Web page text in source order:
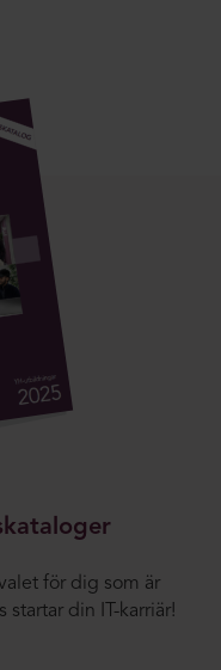
för dig som är
startar din IT-karriär!